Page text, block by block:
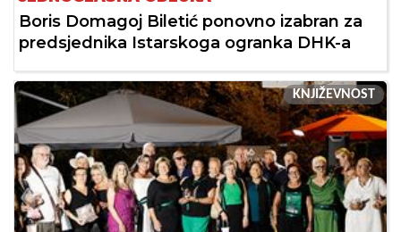
Boris Domagoj Biletić ponovno izabran za
predsjednika Istarskoga ogranka DHK-a
KNJIŽEVNOST